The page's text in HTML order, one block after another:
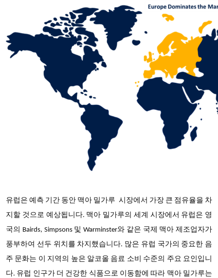
유럽은 예측 기간 동안 맥아 밀가루 시장에서 가장 큰 점유율을 차
지할 것으로 예상됩니다. 맥아 밀가루의 세계 시장에서 유럽은 영
국의 Bairds, Simpsons 및 Warminster와 같은 국제 맥아 제조업자가
풍부하여 선두 위치를 차지했습니다. 많은 유럽 국가의 중요한 음
주 문화는 이 지역의 높은 알코올 음료 소비 수준의 주요 요인입니
다. 유럽 인구가 더 건강한 식품으로 이동함에 따라 맥아 밀가루는